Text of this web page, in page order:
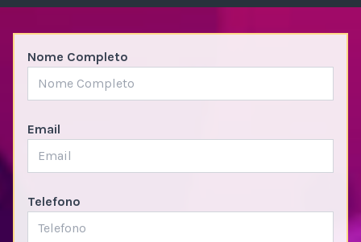
Nome Completo
Email
Telefono